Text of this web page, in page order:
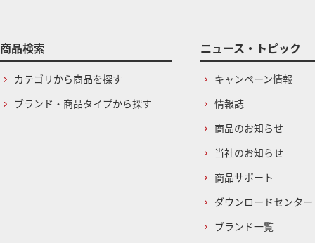
商品検索
カテゴリから商品を探す
ブランド・商品タイプから探す
ニュース・トピック
キャンペーン情報
情報誌
商品のお知らせ
当社のお知らせ
商品サポート
ダウンロードセンター
ブランド一覧